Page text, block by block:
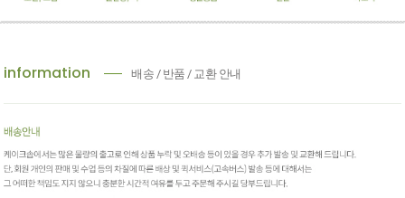
information 배송 / 반품 / 교환 안내